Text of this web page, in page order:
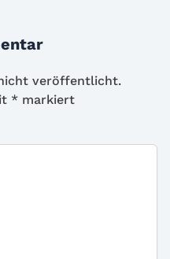
veröffentlicht.
* markiert